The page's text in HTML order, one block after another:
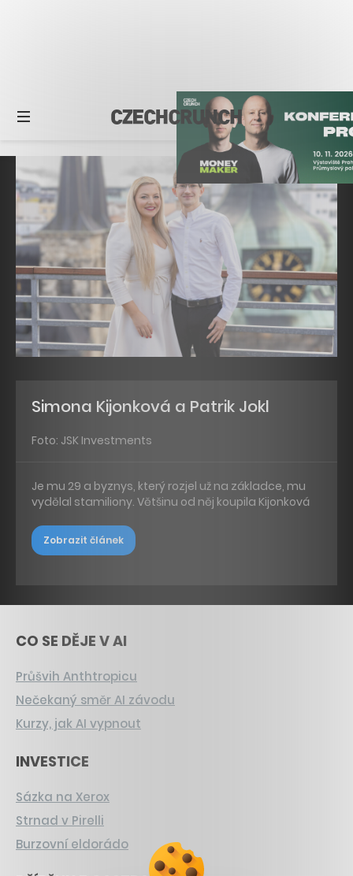
Simona Kijonková a Patrik Jokl
Foto: JSK Investments
Je mu 29 a byznys, který rozjel už na základce, mu
vydělal stamiliony. Většinu od něj koupila Kijonková
Zobrazit článek
CO SE DĚJE V AI
Průšvih Anthtropicu
Nečekaný směr AI závodu
Kurzy, jak AI vypnout
INVESTICE
Sázka na Xerox
Strnad v Pirelli
Burzovní eldorádo